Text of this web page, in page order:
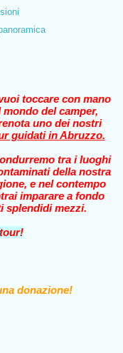
toccare con mano
mondo del camper,
uno dei nostri
guidati in Abruzzo.
tra i luoghi
della nostra
e nel contempo
imparare a fondo
splendidi mezzi.
donazione!